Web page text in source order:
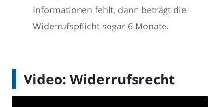
Informationen fehlt, dann beträgt die
Widerrufspflicht sogar 6 Monate.
Video: Widerrufsrecht